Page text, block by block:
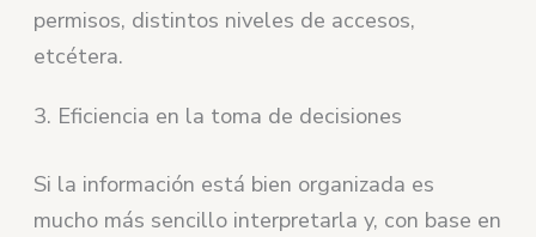
permisos, distintos niveles de accesos,
etcétera.
3. Eficiencia en la toma de decisiones
Si la información está bien organizada es
mucho más sencillo interpretarla y, con base en